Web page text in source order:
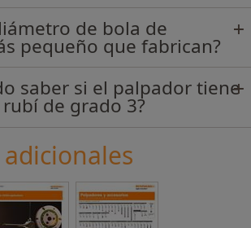
de bola de
pequeño que fabrican?
saber si el palpador tiene
de grado 3?
adicionales